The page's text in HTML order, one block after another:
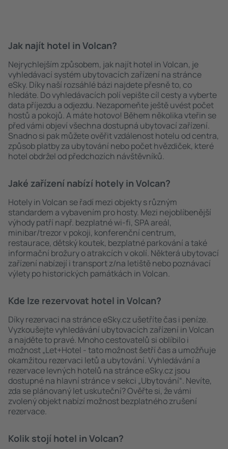
Jak najít hotel in Volcan?
Nejrychlejším způsobem, jak najít hotel in Volcan, je
vyhledávací systém ubytovacích zařízení na stránce
eSky. Díky naší rozsáhlé bázi najdete přesně to, co
hledáte. Do vyhledávacích polí vepište cíl cesty a vyberte
data příjezdu a odjezdu. Nezapomeňte ještě uvést počet
hostů a pokojů. A máte hotovo! Během několika vteřin se
před vámi objeví všechna dostupná ubytovací zařízení.
Snadno si pak můžete ověřit vzdálenost hotelu od centra,
způsob platby za ubytování nebo počet hvězdiček, které
hotel obdržel od předchozích návštěvníků.
Jaké zařízení nabízí hotely in Volcan?
Hotely in Volcan se řadí mezi objekty s různým
standardem a vybavením pro hosty. Mezi nejoblíbenější
výhody patří např. bezplatné wi-fi, SPA areál,
minibar/trezor v pokoji, konferenční centrum,
restaurace, dětský koutek, bezplatné parkování a také
informační brožury o atrakcích v okolí. Některá ubytovací
zařízení nabízejí i transport z/na letiště nebo poznávací
výlety po historických památkách in Volcan.
Kde lze rezervovat hotel in Volcan?
Díky rezervaci na stránce eSky.cz ušetříte čas i peníze.
Vyzkoušejte vyhledávání ubytovacích zařízení in Volcan
a najděte to pravé. Mnoho cestovatelů si oblíbilo i
možnost „Let+Hotel - tato možnost šetří čas a umožňuje
okamžitou rezervaci letů a ubytování. Vyhledávání a
rezervace levných hotelů na stránce eSky.cz jsou
dostupné na hlavní stránce v sekci „Ubytování“. Nevíte,
zda se plánovaný let uskuteční? Ověřte si, že vámi
zvolený objekt nabízí možnost bezplatného zrušení
rezervace.
Kolik stojí hotel in Volcan?